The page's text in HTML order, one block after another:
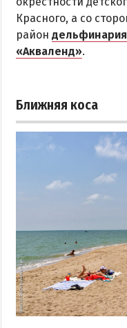
Красного, а со
район
«Акваленд».
Ближняя коса